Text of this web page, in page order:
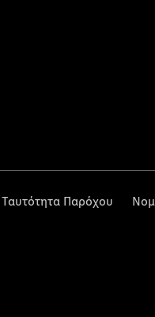
Ταυτότητα Παρόχου